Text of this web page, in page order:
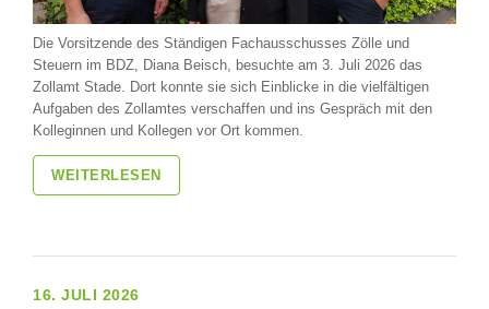
Die Vorsitzende des Ständigen Fachausschusses Zölle und
Steuern im BDZ, Diana Beisch, besuchte am 3. Juli 2026 das
Zollamt Stade. Dort konnte sie sich Einblicke in die vielfältigen
Aufgaben des Zollamtes verschaffen und ins Gespräch mit den
Kolleginnen und Kollegen vor Ort kommen.
WEITERLESEN
16. JULI 2026